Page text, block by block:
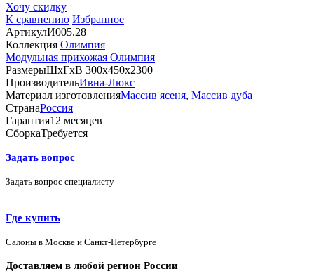
Хочу скидку
К сравнению Избранное
АртикулИ005.28
Коллекция Олимпия
Модульная прихожая Олимпия
РазмерыШхГхВ 300х450х2300
ПроизводительИвна-Люкс
Материал изготовленияМассив ясеня, Массив дуба
СтранаРоссия
Гарантия12 месяцев
СборкаТребуется
Задать вопрос
Задать вопрос специалисту
Где купить
Салоны в Москве и Санкт-Петербурге
Доставляем в любой регион России